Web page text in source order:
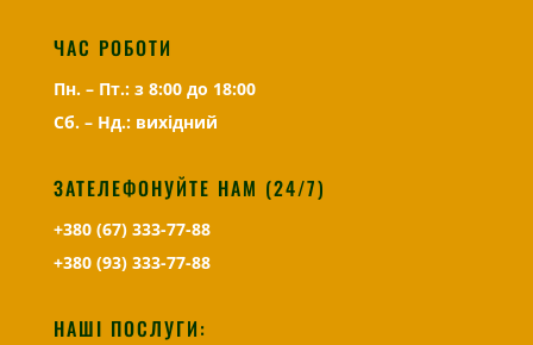
ЧАС РОБОТИ
Пн. – Пт.: з 8:00 до 18:00
Сб. – Нд.: вихідний
ЗАТЕЛЕФОНУЙТЕ НАМ (24/7)
+380 (67) 333-77-88
+380 (93) 333-77-88
НАШІ ПОСЛУГИ: